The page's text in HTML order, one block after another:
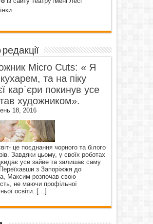
Micro Cuts: « Я
та на піку
кар`єри покинув усе
художником».
18, 2016
це поєднання чорного та білого
Завдяки цьому, у своїх роботах
усе зайве та залишає саму
з Запоріжжя до
Максим розпочав свою
не маючи профільної
освіти. […]